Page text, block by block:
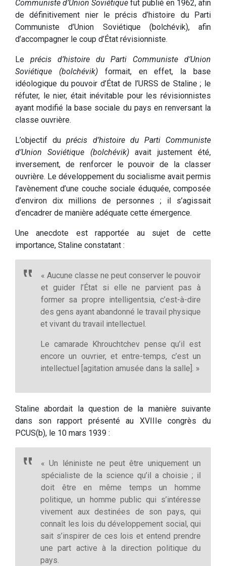
Communiste d’Union Soviétique fut publié en 1962, afin
de définitivement nier le précis d’histoire du Parti
Communiste d’Union Soviétique (bolchévik), afin
d’accompagner le coup d’État révisionniste.
Le précis d’histoire du Parti Communiste d’Union
Soviétique (bolchévik)formait, en effet, la base
idéologique du pouvoir d’État de l’URSS de Staline ; le
réfuter, le nier, était inévitable pour les révisionnistes
ayant modifié la base sociale du pays en renversant la
classe ouvrière.
L’objectif duprécis d’histoire du Parti Communiste
d’Union Soviétique (bolchévik)avait justement été,
inversement, de renforcer le pouvoir de la classer
ouvrière. Le développement du socialisme avait permis
l’avènement d’une couche sociale éduquée, composée
d’environ dix millions de personnes ; il s’agissait
d’encadrer de manière adéquate cette émergence.
Une anecdote est rapportée au sujet de cette
importance, Staline constatant :
« Aucune classe ne peut conserver le pouvoir
et guider l’État si elle ne parvient pas à
former sa propre intelligentsia, c’est-à-dire
des gens ayant abandonné le travail physique
et vivant du travail intellectuel.
Le camarade Khrouchtchev pense qu’il est
encore un ouvrier, et entre-temps, c’est un
intellectuel [agitation amusée dans la salle]. »
Staline abordait la question de la manière suivante
dans son rapport présenté au XVIIIe congrès du
PCUS(b), le 10 mars 1939 :
« Un léniniste ne peut être uniquement un
spécialiste de la science qu’il a choisie ; il
doit être en même temps un homme
politique, un homme public qui s’intéresse
vivement aux destinées de son pays, qui
connaît les lois du développement social, qui
sait s’inspirer de ces lois et entend prendre
une part active à la direction politique du
pays.